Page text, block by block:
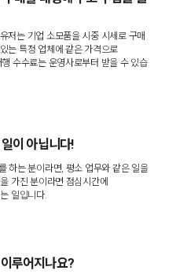
저는 기업 소모품을 시중 시세로 구매
는 특정 업체에 같은 가격으로
수수료는 운영사로부터 받을 수 있습
이 아닙니다!
하는 분이라면, 평소 업무와 같은 일을
가진 분이라면 점심시간에
일입니다.
루어지나요?